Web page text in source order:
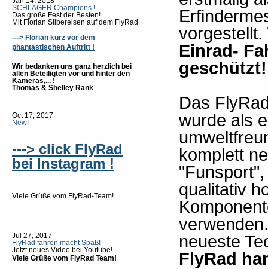
SCHLAGER Champions !
Das große Fest der Besten!
Mit Florian Silbereisen auf dem FlyRad
---> Florian kurz vor dem
phantastischen Auftritt !
Wir bedanken uns ganz herzlich bei
allen Beteiligten vor und hinter den
Kameras,... !
Thomas & Shelley Rank
Oct 17, 2017
New!
---> click FlyRad
bei Instagram !
Viele Grüße vom FlyRad-Team!
Jul 27, 2017
FlyRad fahren macht Spaß!
Jetzt neues Video bei Youtube!
Viele Grüße vom FlyRad Team!
vorgestellt.
Einrad-
geschützt!
Das
wurde als
komplett
qualitativ
neueste
FlyRad